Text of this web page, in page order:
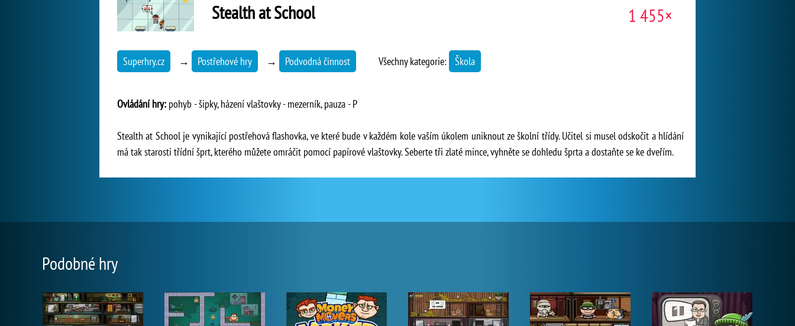
Stealth at School 1 455×
Superhry.cz → Postřehové hry → Podvodná činnost Všechny kategorie: Škola
Ovládání hry: pohyb - šipky, házení vlaštovky - mezerník, pauza - P
Stealth at School je vynikající postřehová flashovka, ve které bude v každém kole vaším úkolem uniknout ze školní třídy. Učitel si musel odskočit a hlídání
má tak starosti třídní šprt, kterého můžete omráčit pomocí papírové vlaštovky. Seberte tři zlaté mince, vyhněte se dohledu šprta a dostaňte se ke dveřím.
Podobné hry